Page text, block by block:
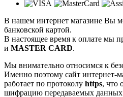
В нашем интернет магазине Вы
банковской картой.
В настоящее время к оплате мы
и MASTER CARD.
Мы внимательно относимся к
Именно поэтому сайт интернет-
работает по протоколу https, что
шифрацию передаваемых